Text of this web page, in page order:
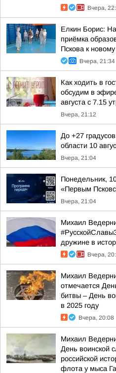
Вчера,
Елкин Борис:
приёмка
Пскова к
Вчера, 21:34
Как ходить в
обсудим в
августа с 7.15
Вчера, 21:12
До +27
области 10
Вчера, 21:04
Понедельник,
«Первым
Вчера, 21:04
Михаил
дружине в
Вчера,
Михаил
отмечается
битвы – День
в 2025 году
Вчера, 20:08
Михаил
День воинской
российской
флота у мыса